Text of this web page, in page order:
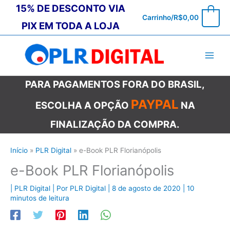
conteúdo
15% DE DESCONTO VIA
PIX EM TODA A LOJA
Carrinho/R$0,00
PARA PAGAMENTOS FORA DO BRASIL,
ESCOLHA A OPÇÃO PAYPAL NA
FINALIZAÇÃO DA COMPRA.
Início PLR Digital e-Book PLR Florianópolis
e-Book PLR Florianópolis
PLR Digital | Por PLR Digital 8 de agosto de 2020
10
minutos de leitura